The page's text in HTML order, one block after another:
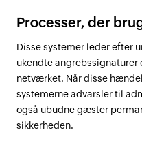
Processer, der
Disse systemer leder efter
ukendte angrebssignaturer
netværket. Når disse
systemerne advarsler til
også ubudne gæster
sikkerheden.